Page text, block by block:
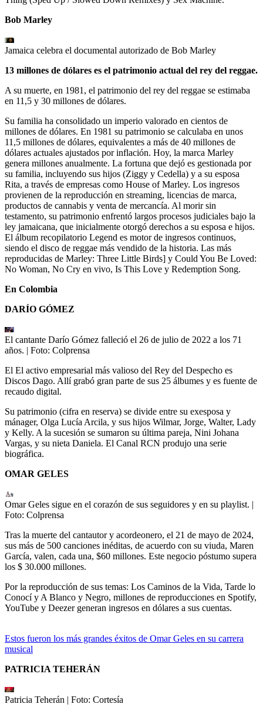
Bob Marley
Jamaica celebra el documental autorizado de Bob Marley
13 millones de dólares es el patrimonio actual del rey del reggae.
A su muerte, en 1981, el patrimonio del rey del reggae se estimaba
en 11,5 y 30 millones de dólares.
Su familia ha consolidado un imperio valorado en cientos de
millones de dólares. En 1981 su patrimonio se calculaba en unos
11,5 millones de dólares, equivalentes a más de 40 millones de
dólares actuales ajustados por inflación. Hoy, la marca Marley
genera millones anualmente. La fortuna que dejó es gestionada por
su familia, incluyendo sus hijos (Ziggy y Cedella) y a su esposa
Rita, a través de empresas como House of Marley. Los ingresos
provienen de la reproducción en streaming, licencias de marca,
productos de cannabis y venta de mercancía. Al morir sin
testamento, su patrimonio enfrentó largos procesos judiciales bajo la
ley jamaicana, que inicialmente otorgó derechos a su esposa e hijos.
El álbum recopilatorio Legend es motor de ingresos continuos,
siendo el disco de reggae más vendido de la historia. Las más
reproducidas de Marley: Three Little Birds] y Could You Be Loved:
No Woman, No Cry en vivo, Is This Love y Redemption Song.
En Colombia
DARÍO GÓMEZ
El cantante Darío Gómez falleció el 26 de julio de 2022 a los 71
años. | Foto: Colprensa
El El activo empresarial más valioso del Rey del Despecho es
Discos Dago. Allí grabó gran parte de sus 25 álbumes y es fuente de
recaudo digital.
Su patrimonio (cifra en reserva) se divide entre su exesposa y
mánager, Olga Lucía Arcila, y sus hijos Wilmar, Jorge, Walter, Lady
y Kelly. A la sucesión se sumaron su última pareja, Nini Johana
Vargas, y su nieta Daniela. El Canal RCN produjo una serie
biográfica.
OMAR GELES
Omar Geles sigue en el corazón de sus seguidores y en su playlist. |
Foto: Colprensa
Tras la muerte del cantautor y acordeonero, el 21 de mayo de 2024,
sus más de 500 canciones inéditas, de acuerdo con su viuda, Maren
García, valen, cada una, $60 millones. Este negocio póstumo supera
los $ 30.000 millones.
Por la reproducción de sus temas: Los Caminos de la Vida, Tarde lo
Conocí y A Blanco y Negro, millones de reproducciones en Spotify,
YouTube y Deezer generan ingresos en dólares a sus cuentas.
Estos fueron los más grandes éxitos de Omar Geles en su carrera
musical
PATRICIA TEHERÁN
Patricia Teherán | Foto: Cortesía